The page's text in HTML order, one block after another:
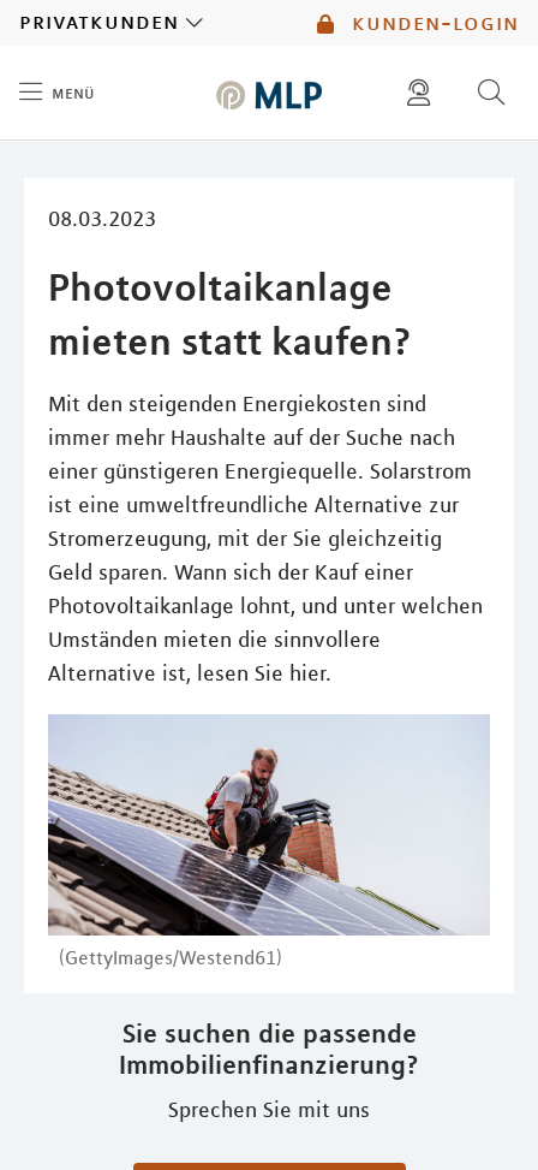
kunden-login
privatkunden
menü
08.03.2023
Photovoltaikanlage
mieten statt kaufen?
Mit den steigenden Energiekosten sind
immer mehr Haushalte auf der Suche nach
einer günstigeren Energiequelle. Solarstrom
ist eine umweltfreundliche Alternative zur
Stromerzeugung, mit der Sie gleichzeitig
Geld sparen. Wann sich der Kauf einer
Photovoltaikanlage lohnt, und unter welchen
Umständen mieten die sinnvollere
Alternative ist, lesen Sie hier.
(GettyImages/Westend61)
Sie suchen die passende
Immobilienfinanzierung?
Sprechen Sie mit uns